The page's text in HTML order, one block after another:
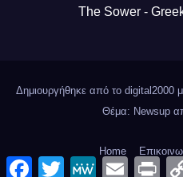
The Sower -
Δημιουργήθηκε από το digital2000
Θέμα: Newsup
Home
F
T
M
E
P